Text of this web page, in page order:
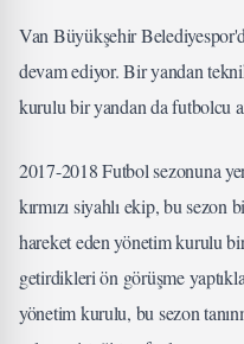
Van Büyükşehir
devam ediyor. Bir yandan
kurulu bir yandan da futbolcu
2017-2018 Futbol sezonuna
kırmızı siyahlı ekip, bu
hareket eden yönetim kurulu
getirdikleri ön görüşme
yönetim kurulu, bu sezon